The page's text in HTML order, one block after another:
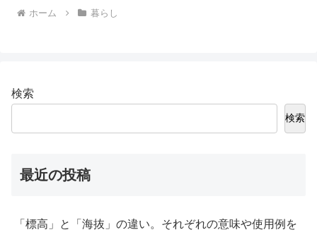
ホーム 暮らし
検索
検索
最近の投稿
「標高」と「海抜」の違い。それぞれの意味や使用例を